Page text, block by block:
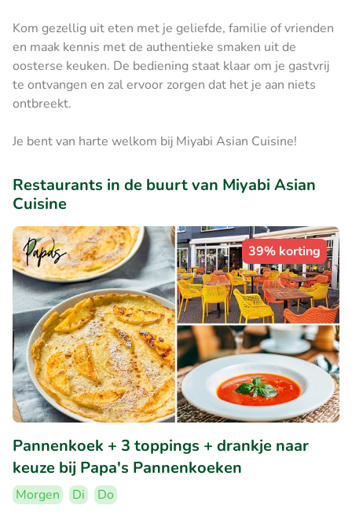
Kom gezellig uit eten met je geliefde, familie of vrienden
en maak kennis met de authentieke smaken uit de
oosterse keuken. De bediening staat klaar om je gastvrij
te ontvangen en zal ervoor zorgen dat het je aan niets
ontbreekt.
Je bent van harte welkom bij Miyabi Asian Cuisine!
Restaurants in de buurt van Miyabi Asian
Cuisine
39% korting
Pannenkoek + 3 toppings + drankje naar
keuze bij Papa's Pannenkoeken
Morgen Di
Do